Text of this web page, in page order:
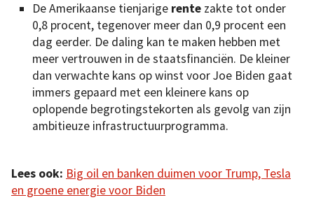
De Amerikaanse tienjarige rente zakte tot onder
0,8 procent, tegenover meer dan 0,9 procent een
dag eerder. De daling kan te maken hebben met
meer vertrouwen in de staatsfinanciën. De kleiner
dan verwachte kans op winst voor Joe Biden gaat
immers gepaard met een kleinere kans op
oplopende begrotingstekorten als gevolg van zijn
ambitieuze infrastructuurprogramma.
Lees ook: Big oil en banken duimen voor Trump, Tesla
en groene energie voor Biden